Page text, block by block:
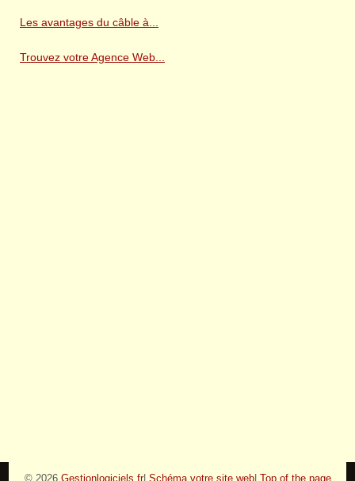
Les avantages du câble à...
Trouvez votre Agence Web...
© 2026 Gestionlogiciels.fr| Schéma votre site web| Top of the page